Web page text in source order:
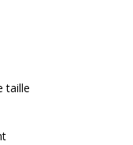
taille